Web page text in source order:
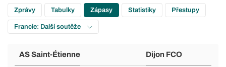
Zprávy Tabulky Zápasy Statistiky Přestupy
Francie: Další soutěže
AS Saint-Étienne Dijon FCO